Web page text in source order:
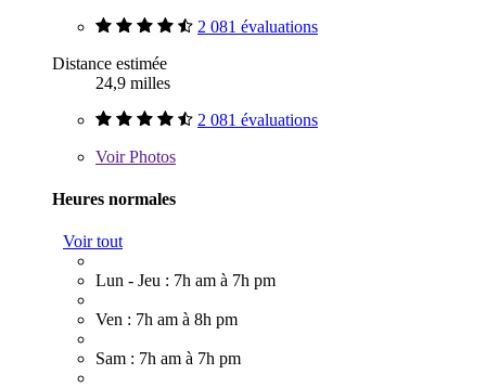
2 081 évaluations
Distance estimée
24,9 milles
2 081 évaluations
VoirPhotos
Heures normales
Voir tout
Lun - Jeu : 7h am à 7h pm
Ven : 7h am à 8h pm
Sam : 7h am à 7h pm